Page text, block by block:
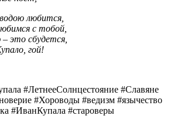
любится,
с тобой,
это сбудется,
гой!
#ЛетнееСолнцестояние #Славяне
#Хороводы #ведизм #язычество
#ИванКупала #староверы